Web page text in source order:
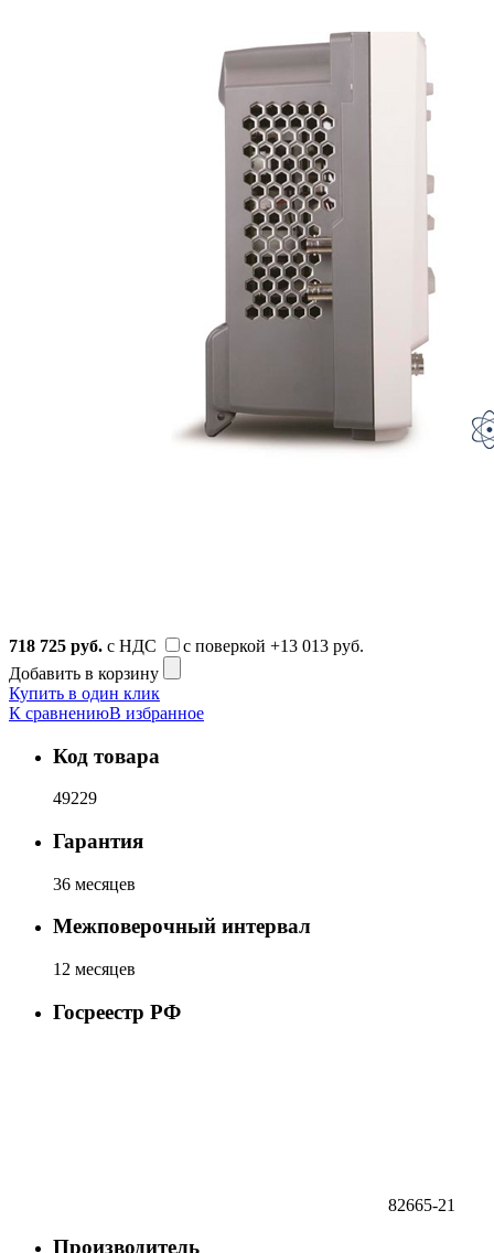
718 725 руб. с НДС с поверкой +13 013 руб.
Добавить в корзину
Купить в один клик
К сравнениюВ избранное
Код товара
49229
Гарантия
36 месяцев
Межповерочный интервал
12 месяцев
Госреестр РФ
82665-21
Производитель